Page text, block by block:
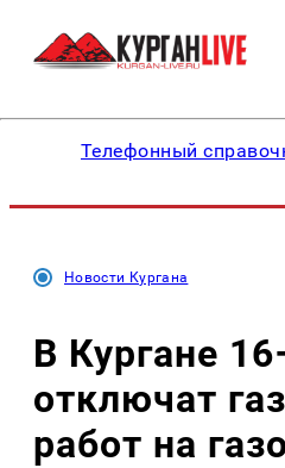
Телефонный
Новости Кургана
В Кургане
отключат
работ на